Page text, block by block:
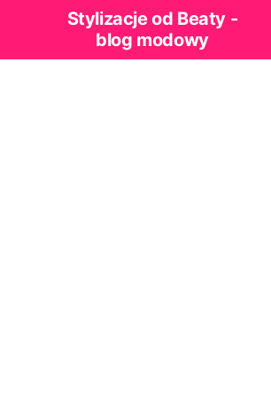
Stylizacje od Beaty -
blog modowy